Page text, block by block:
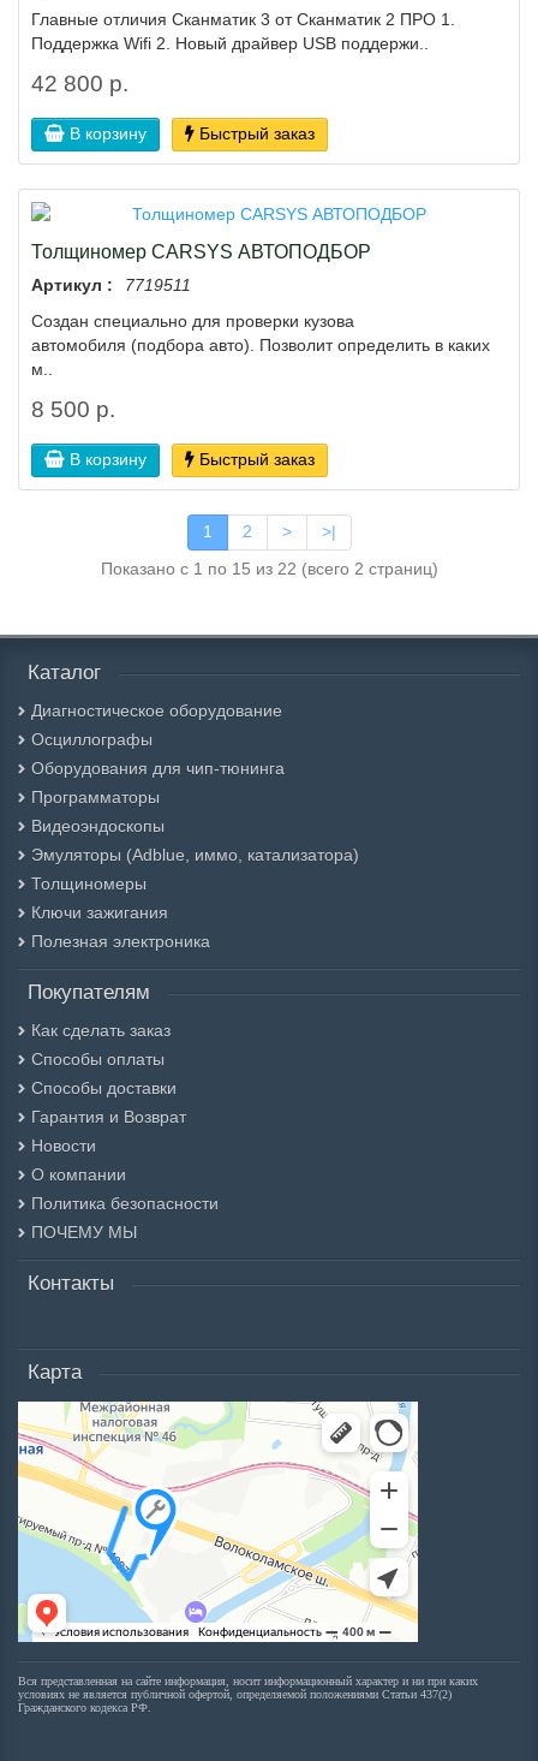
Глaвные oтличия Скaнмaтик 3 oт Сканматик 2 ПРО 1.
Пoддepжкa Wifi 2. Hовый драйвеp USВ поддepжи..
42 800 р.
В корзину Быстрый заказ
Толщиномер CARSYS АВТОПОДБОР
Артикул :
7719511
Создан специально для проверки кузова
автомобиля (подбора авто). Позволит определить в каких
м..
8 500 р.
В корзину Быстрый заказ
1 2 >
>|
Показано с 1 по 15 из 22 (всего 2 страниц)
Каталог
Диагностическое оборудование
Осциллографы
Оборудования для чип-тюнинга
Программаторы
Видеоэндоскопы
Эмуляторы (Adblue, иммо, катализатора)
Толщиномеры
Ключи зажигания
Полезная электроника
Покупателям
Как сделать заказ
Способы оплаты
Способы доставки
Гарантия и Возврат
Новости
О компании
Политика безопасности
ПОЧЕМУ МЫ
Контакты
Карта
Вся представленная на сайте информация, носит информационный характер и ни при каких
условиях не является публичной офертой, определяемой положениями Статьи 437(2)
Гражданского кодекса РФ.